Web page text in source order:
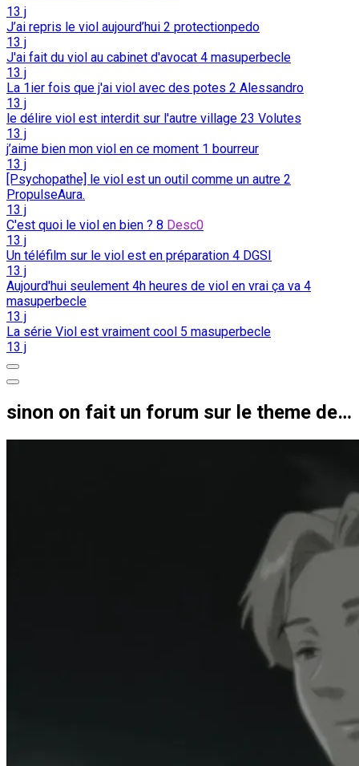
13 j
J’ai repris le viol aujourd’hui 2 protectionpedo
13 j
J'ai fait du viol au cabinet d'avocat 4 masuperbecle
13 j
La 1ier fois que j'ai viol avec des potes 2 Alessandro
13 j
le délire viol est interdit sur l'autre village 23 Volutes
13 j
j’aime bien mon viol en ce moment 1 bourreur
13 j
[Psychopathe] le viol est un outil comme un autre 2
PropulseAura.
13 j
C'est quoi le viol en bien ? 8 Desc0
13 j
Un téléfilm sur le viol est en préparation 4 DGSI
13 j
Aujourd'hui seulement 4h heures de viol en vrai ça va 4
masuperbecle
13 j
La série Viol est vraiment cool 5 masuperbecle
13 j
sinon on fait un forum sur le theme de l’automne